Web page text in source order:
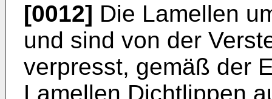
[0012] Die Lamellen
und sind von der
verpresst, gemäß der
Lamellen Dichtlippen